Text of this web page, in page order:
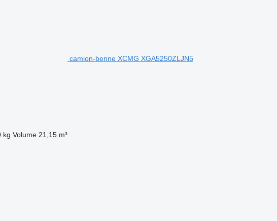
camion-benne XCMG XGA5250ZLJN5
kg Volume 21,15 m³